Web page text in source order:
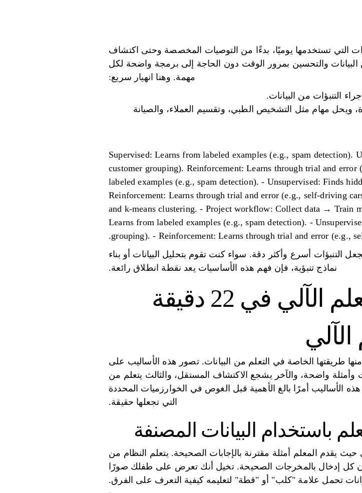
التي تستخدمها يوميًا، بدءًا من التوصيات المخصصة وحتى اكتشاف
البيانات والتحسين بمرور الوقت دون الحاجة إلى برمجة واضحة لكل
مهمة. وهنا انهيار سريع:
التنبؤات من البيانات.
ويحل مهام مثل التشخيص الطبي، وتقسيم العملاء، والصيانة
Supervised: Learns from labeled examples (e.g., spam detection).
customer grouping). Reinforcement: Learns through trial and
labeled examples (e.g., spam detection). - Unsupervised: Finds
Reinforcement: Learns through trial and error (e.g., self-driving
and k-means clustering. - Project workflow: Collect data →
Learns from labeled examples (e.g., spam detection). -
grouping). - Reinforcement: Learns through trial and error (e.g.,
التنبؤات أسرع وأكثر دقة. سواء كنت تقوم بتحليل البيانات أو بناء
نماذج تنبؤية، فإن فهم هذه الأساسيات يعد نقطة انطلاق رائعة.
في 22 دقيقة
الآلي
طريقتها الخاصة في التعلم من البيانات. تصور هذه الأساليب على
وأمثلة واضحة، والآخر يشجع الاكتشاف المستقل، والثالث يتعلم من
الأساليب أمرًا بالغ الأهمية قبل الغوص في الخوارزميات المحددة
التي تجعلها حقيقة.
باستخدام البيانات المصنفة
يقدم المعلم أمثلة مقترنة بالإجابات الصحيحة. يتعلم النظام من
كل إدخال بالمخرجات الصحيحة. تخيل أنك تعرض على طفلك صورًا
تحمل علامة "كلب" أو "قطة" لتعليمه كيفية التعرف على الفرق.